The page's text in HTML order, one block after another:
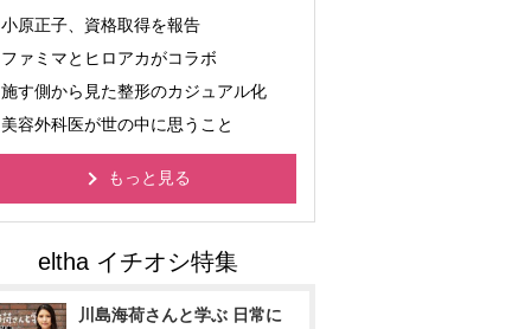
小原正子、資格取得を報告
ファミマとヒロアカがコラボ
施す側から見た整形のカジュアル化
美容外科医が世の中に思うこと
もっと見る
川島海荷さんと学ぶ 日常に